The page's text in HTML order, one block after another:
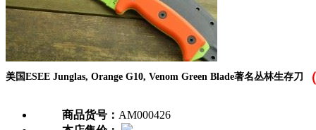
美国ESEE Junglas, Orange G10, Venom Green Blade著名丛林生存刀
商品货号： AM000426